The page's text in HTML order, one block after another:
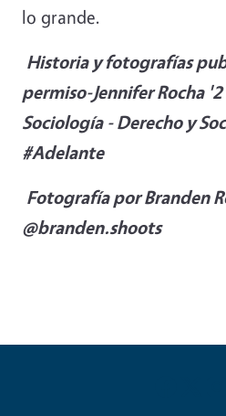
lo grande.
Historia y fotografías
permiso-Jennifer Rocha
Sociología - Derecho y
#Adelante
Fotografía por Branden
@branden.shoots